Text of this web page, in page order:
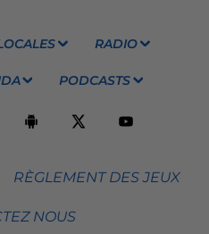
RADIO
PODCASTS
RÈGLEMENT DES JEUX
NOUS